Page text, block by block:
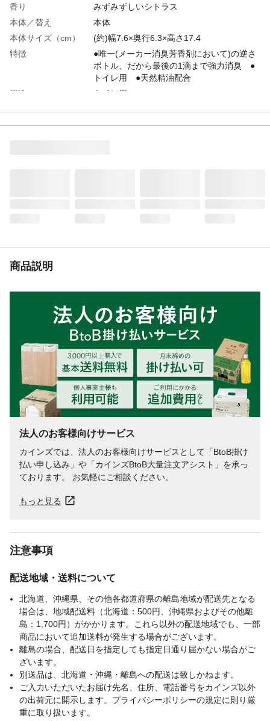
香り
みずみずしいシトラス
本体／替え
本体
本体サイズ（cm）
(約)幅7.6×奥行6.3×高さ17.4
特徴
●唯一(メーカー消臭芳香剤において)の逆さ
ボトル、だから最後の1滴まで強力消臭 ●
トイレ用 ●天然精油配合
用途
トイレ用
使用上の注意
●本品は飲めない。子供や第三者の監督が必
要な方がいるご家庭では誤飲に注意する。●
用途以外に使用しない。●高温・直射日光を
避け、子供や第三者の監督が必要な方の手
の届かない所で使用、保管する。●使用中は
安定した場所に置き、倒れないようにす
る。など
生産国
日本
使用期間の目安
約1.5~3ヵ月(季節や使用環境により変動し
ます。)
商品説明
法人のお客様向けサービス
カインズでは、法人のお客様向けサービスとして「BtoB掛け
払い申し込み」や「カインズBtoB大量注文アシスト」を承っ
ております。 お気軽にご相談ください。
もっと見る
注意事項
配送地域・送料について
北海道、沖縄県、その他各都道府県の離島地域が配送先となる
場合は、地域配送料（北海道：500円、沖縄県およびその他離
島：1,700円）がかかります。これら以外の配送地域でも、一部
商品において追加送料が発生する場合がございます。
離島の場合、配送日を指定しても指定日通り届かない場合がご
ざいます。
別送品は、北海道・沖縄・離島への配送は致しかねます。
ご入力いただいたお届け先名、住所、電話番号をカインズ以外
の出荷元に開示します。プライバシーポリシーの規定に則り厳
重に取り扱います。